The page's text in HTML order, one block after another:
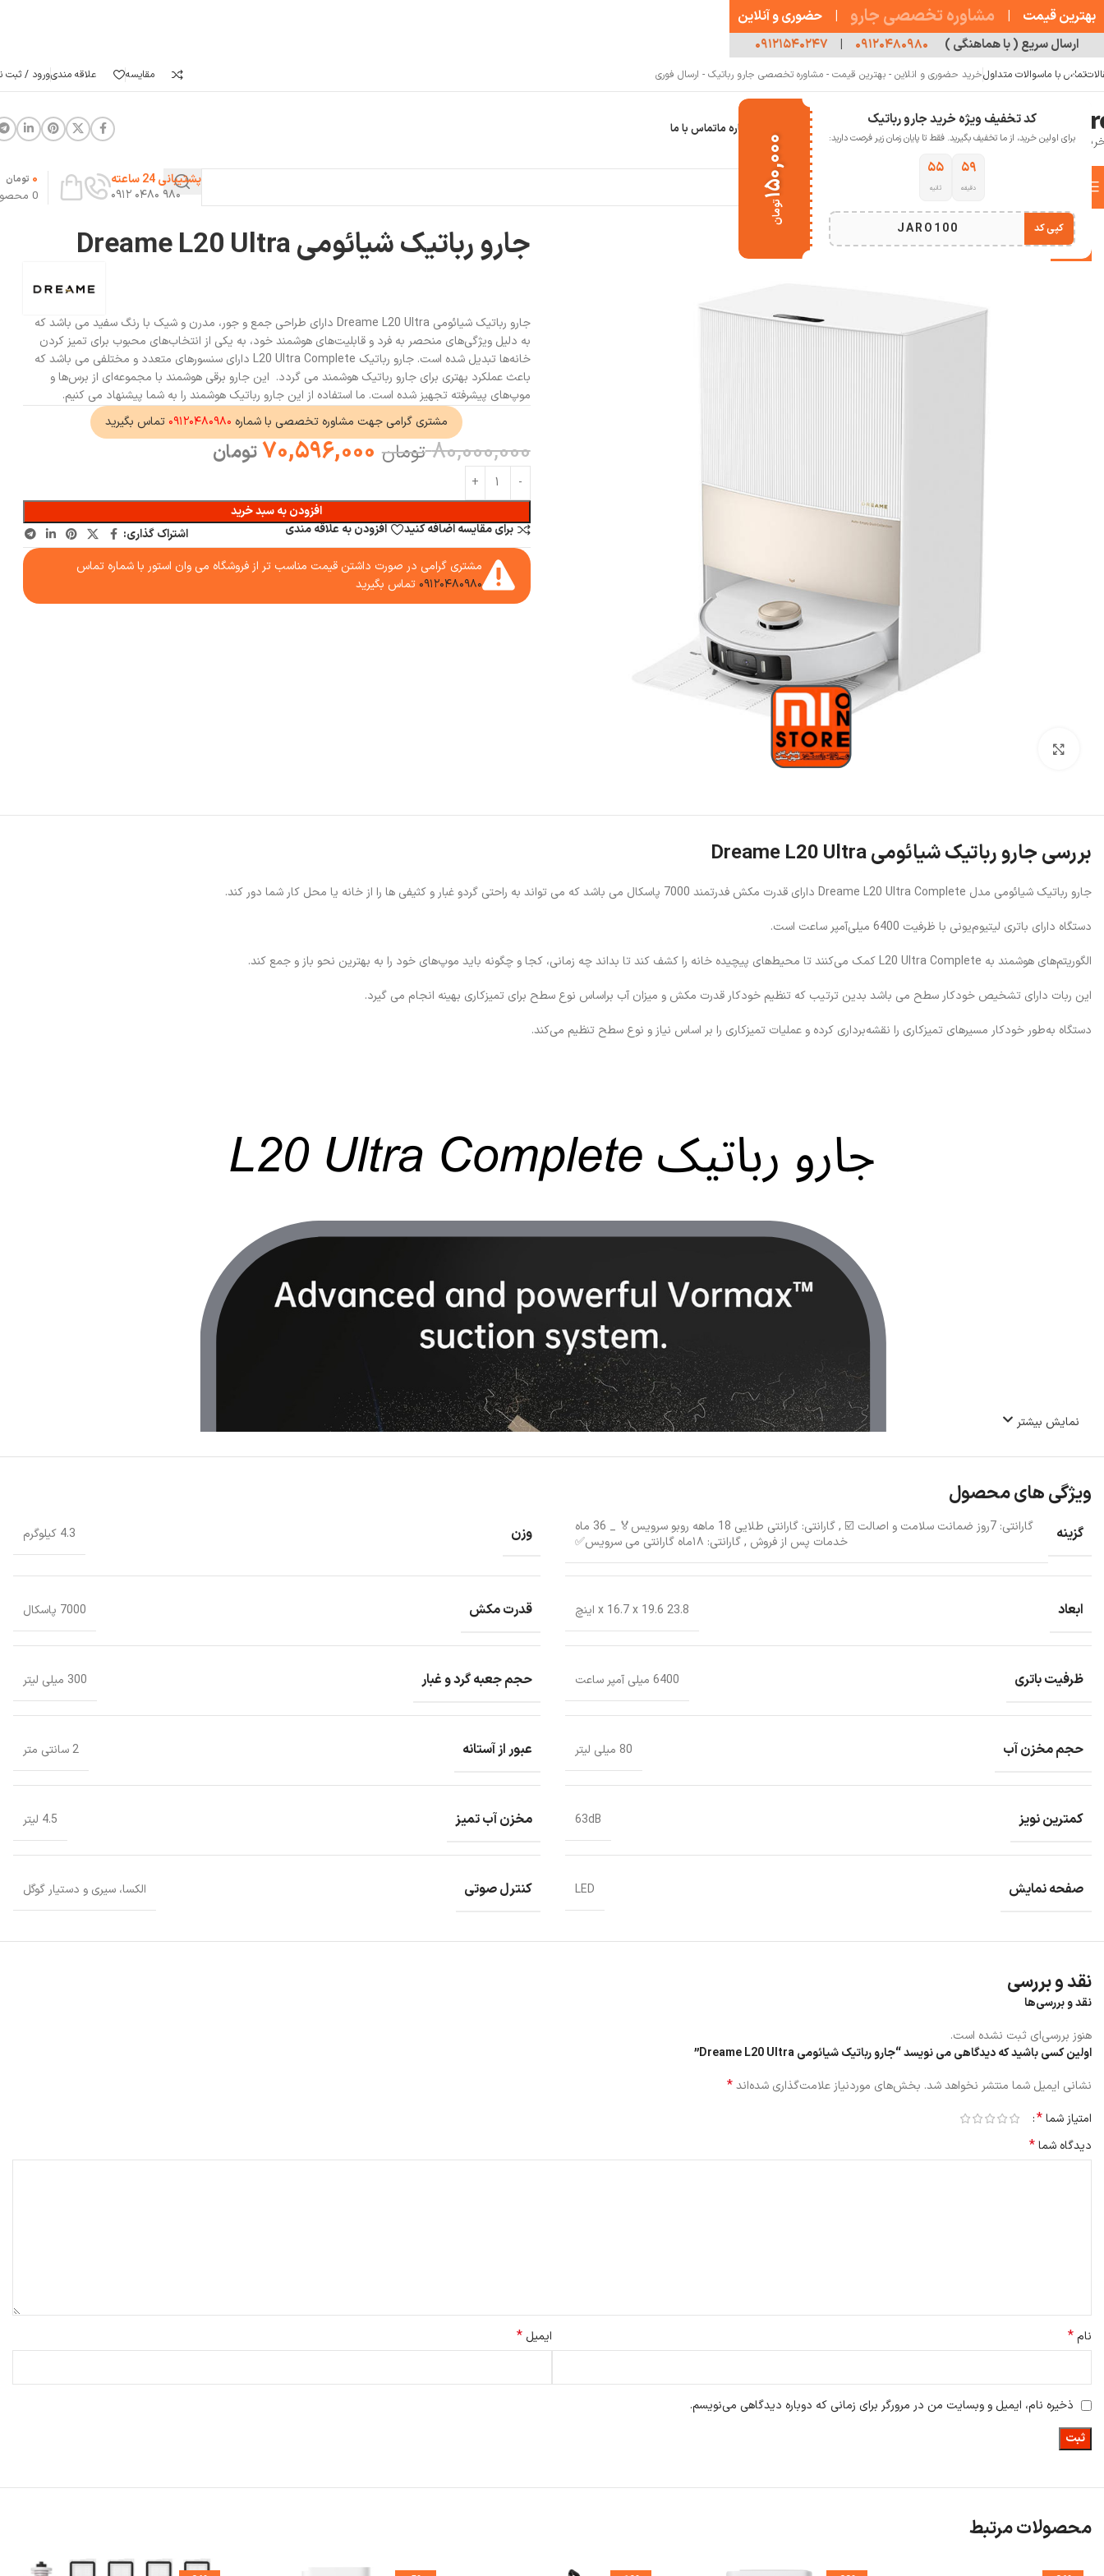
کد تخفیف ویژه خرید جارو رباتیک
برای اولین خرید، از ما تخفیف بگیرید. فقط تا پایان زمان زیر فرصت دارید:
۵۹
دقیقه
۵۴
ثانیه
JARO100 کپی کد
۱۵۰,۰۰۰
تومان
تماس با ماسوالات متداولخرید حضوری و انلاین - بهترین قیمت - مشاوره تخصصی جارو رباتیک - ارسال فوری مقایسه علاقه مندیورود / ثبت
خانه جارو رباتیک درباره ماتماس با ما
انتخاب دسته بندی
پشتیبانی 24 ساعته
۹۸۰ ۰۴۸۰ ۰۹۱۲
0
0 تومان
خانه جارو رباتیک جارو رباتیک دریم جارو رباتیک شیائومی Dreame L20 Ultra
-12% جارو رباتیک شیائومی Dreame L20 Ultra
جارو رباتیک شیائومی Dreame L20 Ultra دارای طراحی جمع و جور، مدرن و شیک با رنگ سفید می باشد که
به دلیل ویژگی‌های منحصر به فرد و قابلیت‌های هوشمند خود، به یکی از انتخاب‌های محبوب برای تمیز کردن
خانه‌ها تبدیل شده است. جارو رباتیک L20 Ultra Complete دارای سنسورهای متعدد و مختلفی می باشد که
باعث عملکرد بهتری برای جارو رباتیک هوشمند می گردد. این جارو برقی هوشمند با مجموعه‌ای از برس‌ها و
موپ‌های پیشرفته تجهیز شده است. ما استفاده از این جارو رباتیک هوشمند را به شما پیشنهاد می کنیم.
مشتری گرامی جهت مشاوره تخصصی با شماره ۰۹۱۲۰۴۸۰۹۸۰ تماس بگیرید
80,000,000 تومان 70,596,000تومان
افزودن به سبد خرید
برای مقایسه اضافه کنید
افزودن به علاقه مندی
اشتراک گذاری:
مشتری گرامی در صورت داشتن قیمت مناسب تر از فروشگاه می وان استور با شماره تماس
۰۹۱۲۰۴۸۰۹۸۰ تماس بگیرید
بررسی جارو رباتیک شیائومی Dreame L20 Ultra
جارو رباتیک شیائومی مدل Dreame L20 Ultra Complete دارای قدرت مکش فدرتمند 7000 پاسکال می باشد که می تواند به راحتی گردو غبار و کثیفی ها را از خانه یا محل کار شما دور کند.
دستگاه دارای باتری لیتیوم‌یونی با ظرفیت 6400 میلی‌آمپر ساعت است.
الگوریتم‌های هوشمند به L20 Ultra Complete کمک می‌کنند تا محیط‌های پیچیده خانه را کشف کند تا بداند چه زمانی، کجا و چگونه باید موپ‌های خود را به بهترین نحو باز و جمع کند.
این ربات دارای تشخیص خودکار سطح می باشد بدین ترتیب که تنظیم خودکار قدرت مکش و میزان آب براساس نوع سطح برای تمیزکاری بهینه انجام می گیرد.
دستگاه به‌طور خودکار مسیرهای تمیزکاری را نقشه‌برداری کرده و عملیات تمیزکاری را بر اساس نیاز و نوع سطح تنظیم می‌کند.
نمایش بیشتر
ویژگی های محصول
گزینه گارانتی: 7روز ضمانت سلامت و اصالت ☑️ ,
گارانتی: گارانتی طلایی 18 ماهه روبو سرویس🏅 _ 36 ماه
خدمات پس از فروش ,گارانتی: ۱۸ماه گارانتی می سرویس✅ وزن 4.3 کیلوگرم
ابعاد 23.8 x 16.7 x 19.6 اینچ قدرت مکش 7000 پاسکال
ظرفیت باتری 6400 میلی آمپر ساعت حجم جعبه گرد و غبار 300 میلی لیتر
حجم مخزن آب 80 میلی لیتر عبور از آستانه 2 سانتی متر
کمترین نویز 63dB مخزن آب تمیز 4.5 لیتر
صفحه نمایش LED کنترل صوتی الکسا، سیری و دستیار گوگل
نقد و بررسی
نقد و بررسی‌ها
هنوز بررسی‌ای ثبت نشده است.
اولین کسی باشید که دیدگاهی می نویسد “جارو رباتیک شیائومی Dreame L20 Ultra”
نشانی ایمیل شما منتشر نخواهد شد. بخش‌های موردنیاز علامت‌گذاری شده‌اند*
امتیاز شما*
دیدگاه شما*
نام* ایمیل *
ذخیره نام، ایمیل و وبسایت من در مرورگر برای زمانی که دوباره دیدگاهی می‌نویسم.
محصولات مرتبط
بهترین قیمت | مشاوره تخصصی جارو | حضوری و آنلاین
ارسال سریع ( با هماهنگی ) ۰۹۱۲۰۴۸۰۹۸۰ | ۰۹۱۲۱۵۴۰۲۴۷